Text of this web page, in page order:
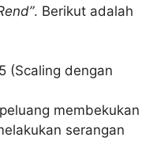
. Berikut adalah
(Scaling dengan
membekukan
serangan